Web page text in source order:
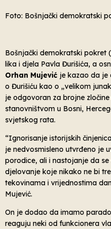
Foto: Bošnjački demokratski
Bošnjački demokratski pokret
lika i djela Pavla Đurišića, a
Orhan Mujević je kazao da je
o Đurišiću kao o „velikom
je odgovoran za brojne
stanovništvom u Bosni,
svjetskog rata.
“Ignorisanje istorijskih
je nedvosmisleno utvrđeno je
porodice, ali i nastojanje da
djelovanje koje nikako ne bi
tekovinama i vrijednostima
Mujević.
On je dodao da imamo
reaguju neki od funkcionera